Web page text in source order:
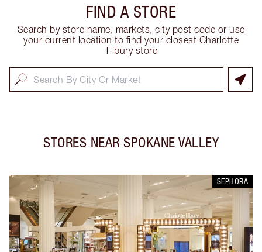
FIND A STORE
Search by store name, markets, city post code or use
your current location to find your closest Charlotte
Tilbury store
STORES NEAR SPOKANE VALLEY
SEPHORA